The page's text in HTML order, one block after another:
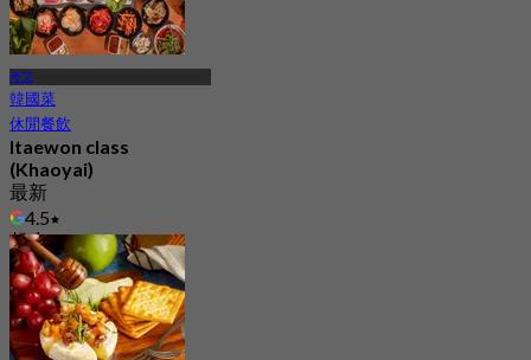
考艾
韓國菜
休閒餐飲
Itaewon class
(Khaoyai)
最新
4.5
起฿ 797.5